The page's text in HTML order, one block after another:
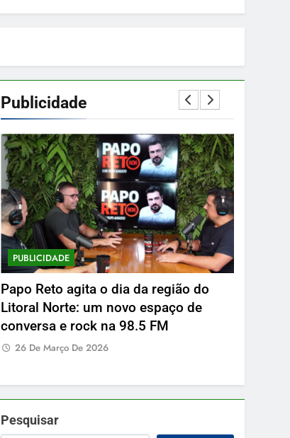
Publicidade
PUBLICIDADE
Papo Reto agita o dia da região do
Litoral Norte: um novo espaço de
conversa e rock na 98.5 FM
26 De Março De 2026
Pesquisar